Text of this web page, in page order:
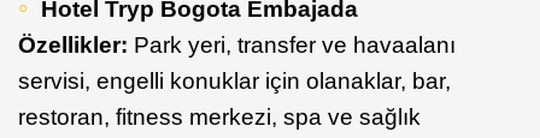
Hotel Tryp Bogota Embajada
Özellikler: Park yeri, transfer ve havaalanı
servisi, engelli konuklar için olanaklar, bar,
restoran, fitness merkezi, spa ve sağlık